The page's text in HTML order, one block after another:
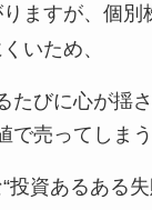
ますが、個別
いため、
たびに心が揺
で売ってしまう
投資あるある失